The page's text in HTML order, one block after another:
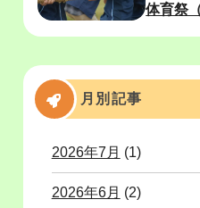
体育祭
月別記事
2026年7月 (1)
2026年6月 (2)